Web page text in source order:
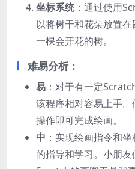
坐标系统：通过使用
以将树干和花朵放置
一棵会开花的树。
难易分析：
易 ：对于有一定
该程序相对容易上手
操作即可完成绘画。
中 ：实现绘画指令和
的指导和学习。小朋